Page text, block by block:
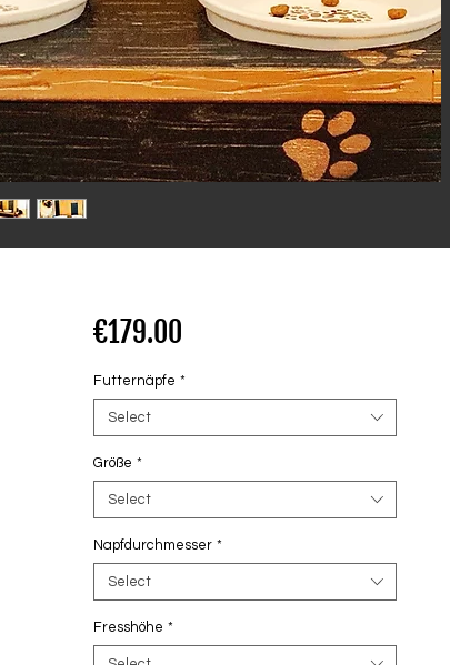
€179.00Price
Futternäpfe *
Select
Größe *
Select
Napfdurchmesser *
Select
Fresshöhe *